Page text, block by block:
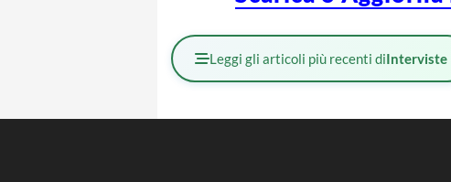
Leggi gli articoli più recenti diInterviste